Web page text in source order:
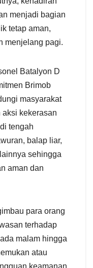
menjadi bagian
tetap aman,
menjelang pagi.
Batalyon D
Brimob
masyarakat
kekerasan
tengah
balap liar,
sehingga
aman dan
para orang
terhadap
malam hingga
atau
keamanan